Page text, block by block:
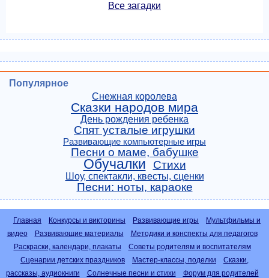
Все загадки
Популярное
Снежная королева
Сказки народов мира
День рождения ребенка
Спят усталые игрушки
Развивающие компьютерные игры
Песни о маме, бабушке
Обучалки Стихи
Шоу, спектакли, квесты, сценки
Песни: ноты, караоке
Главная Конкурсы и викторины Развивающие игры
Мультфильмы и
видео
Развивающие материалы
Методики и конспекты для педагогов
Раскраски, календари, плакаты
Советы родителям и воспитателям
Сценарии детских праздников
Мастер-классы, поделки
Сказки,
рассказы, аудиокниги
Солнечные песни и стихи Форум для родителей